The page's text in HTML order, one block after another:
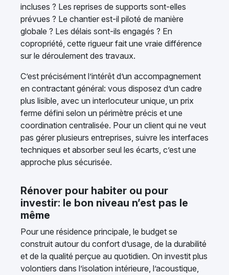
incluses ? Les reprises de supports sont-elles
prévues ? Le chantier est-il piloté de manière
globale ? Les délais sont-ils engagés ? En
copropriété, cette rigueur fait une vraie différence
sur le déroulement des travaux.
C’est précisément l’intérêt d’un accompagnement
en contractant général: vous disposez d’un cadre
plus lisible, avec un interlocuteur unique, un prix
ferme défini selon un périmètre précis et une
coordination centralisée. Pour un client qui ne veut
pas gérer plusieurs entreprises, suivre les interfaces
techniques et absorber seul les écarts, c’est une
approche plus sécurisée.
Rénover pour habiter ou pour
investir: le bon niveau n’est pas le
même
Pour une résidence principale, le budget se
construit autour du confort d’usage, de la durabilité
et de la qualité perçue au quotidien. On investit plus
volontiers dans l’isolation intérieure, l’acoustique,